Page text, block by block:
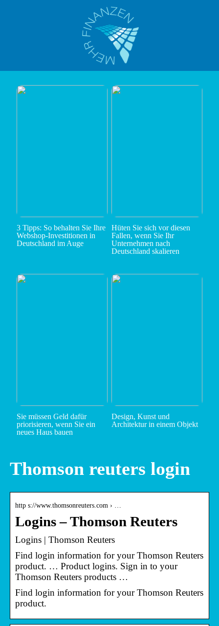
3 Tipps: So behalten Sie Ihre
Webshop-Investitionen in
Deutschland im Auge
Hüten Sie sich vor diesen
Fallen, wenn Sie Ihr
Unternehmen nach
Deutschland skalieren
Sie müssen Geld dafür
priorisieren, wenn Sie ein
neues Haus bauen
Design, Kunst und
Architektur in einem Objekt
Thomson reuters login
http s://www.thomsonreuters.com › …
Logins – Thomson Reuters
Logins | Thomson Reuters
Find login information for your Thomson Reuters
product. … Product logins. Sign in to your
Thomson Reuters products …
Find login information for your Thomson Reuters
product.